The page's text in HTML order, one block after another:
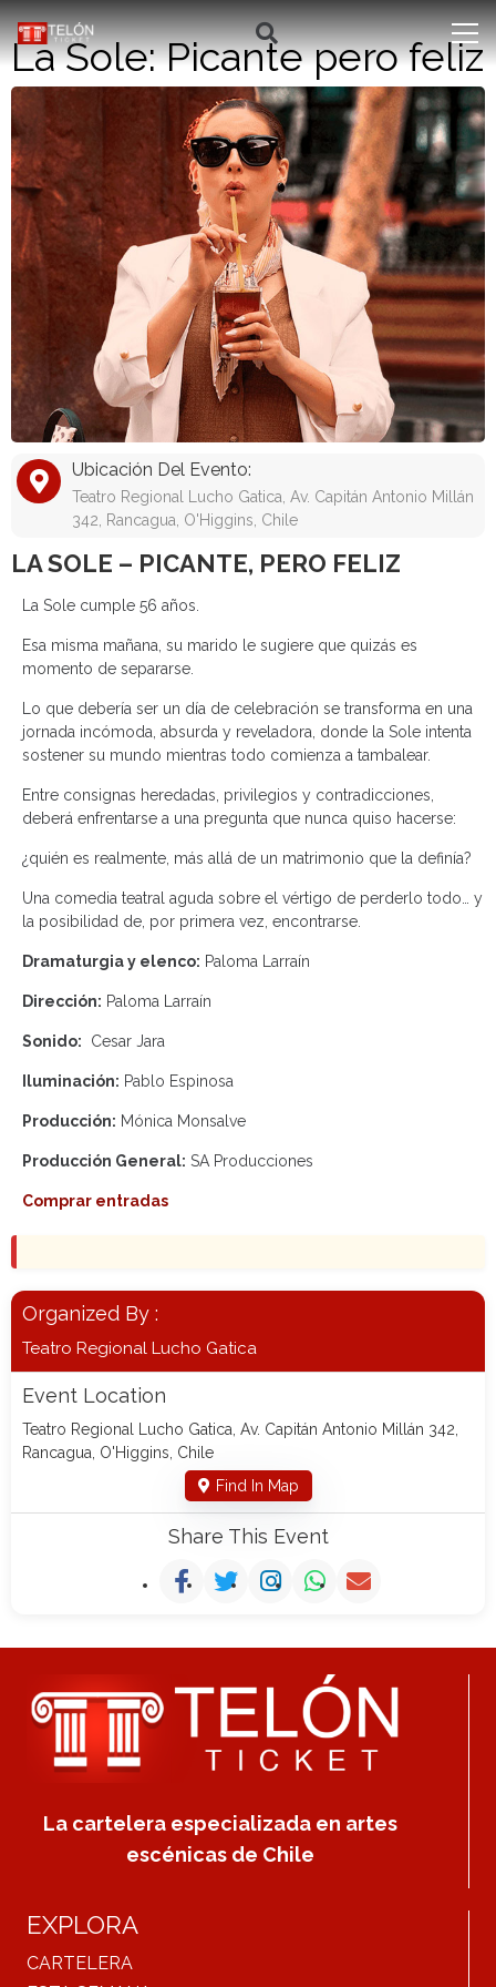
La Sole: Picante pero feliz
Ubicación Del Evento:
Teatro Regional Lucho Gatica, Av. Capitán Antonio Millán
342, Rancagua, O'Higgins, Chile
LA SOLE – PICANTE, PERO FELIZ
La Sole cumple 56 años.
Esa misma mañana, su marido le sugiere que quizás es
momento de separarse.
Lo que debería ser un día de celebración se transforma en una
jornada incómoda, absurda y reveladora, donde la Sole intenta
sostener su mundo mientras todo comienza a tambalear.
Entre consignas heredadas, privilegios y contradicciones,
deberá enfrentarse a una pregunta que nunca quiso hacerse:
¿quién es realmente, más allá de un matrimonio que la definía?
Una comedia teatral aguda sobre el vértigo de perderlo todo… y
la posibilidad de, por primera vez, encontrarse.
Dramaturgia y elenco: Paloma Larraín
Dirección: Paloma Larraín
Sonido: Cesar Jara
Iluminación: Pablo Espinosa
Producción: Mónica Monsalve
Producción General: SA Producciones
Comprar entradas
Organized By :
Teatro Regional Lucho Gatica
Event Location
Teatro Regional Lucho Gatica, Av. Capitán Antonio Millán 342,
Rancagua, O'Higgins, Chile
Find In Map
Share This Event
La cartelera especializada en artes
escénicas de Chile
EXPLORA
CARTELERA